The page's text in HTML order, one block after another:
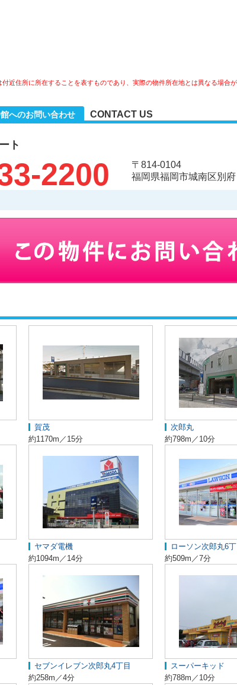
近住所に所在することを表すものであり、実際の物件所在地とは異なる場合が
へのお問い合わせ CONTACT US
ト
2200
〒814-0104
福岡県福岡市城南区別
賀茂
約1170m／15分
次郎丸
約798m／10分
ヤマダ電機
約1094m／14分
ローソン次郎丸6丁
約509m／7分
セブンイレブン次郎丸4丁目
約258m／4分
スーパーキッド
約788m／10分